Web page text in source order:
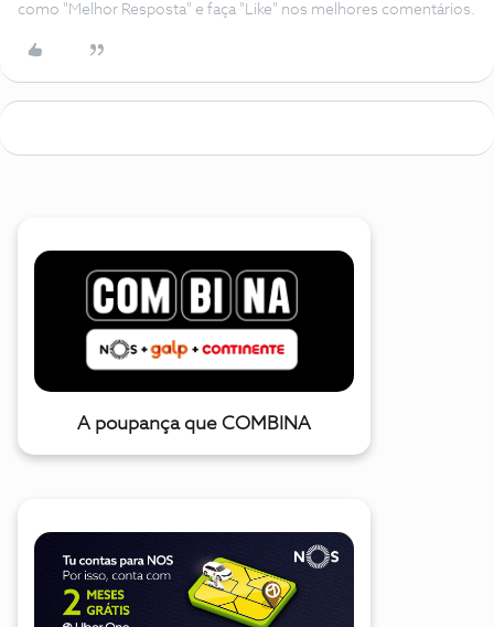
como "Melhor Resposta" e faça "Like" nos melhores comentários.
A poupança que COMBINA